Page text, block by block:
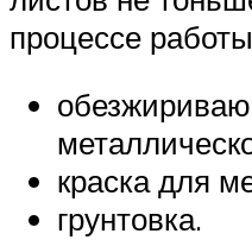
процессе
краска для
грунтовка.